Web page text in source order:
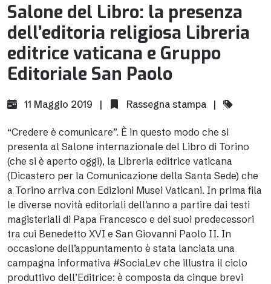
Salone del Libro: la presenza
dell’editoria religiosa Libreria
editrice vaticana e Gruppo
Editoriale San Paolo
11 Maggio 2019 | Rassegna stampa |
“Credere è comunicare”. È in questo modo che si
presenta al Salone internazionale del Libro di Torino
(che si è aperto oggi), la Libreria editrice vaticana
(Dicastero per la Comunicazione della Santa Sede) che
a Torino arriva con Edizioni Musei Vaticani. In prima fila
le diverse novità editoriali dell’anno a partire dai testi
magisteriali di Papa Francesco e dei suoi predecessori
tra cui Benedetto XVI e San Giovanni Paolo II. In
occasione dell’appuntamento è stata lanciata una
campagna informativa #SociaLev che illustra il ciclo
produttivo dell’Editrice: è composta da cinque brevi